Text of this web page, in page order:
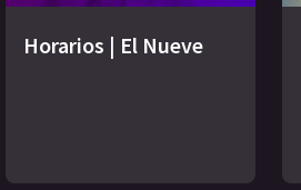
Horarios | El Nueve